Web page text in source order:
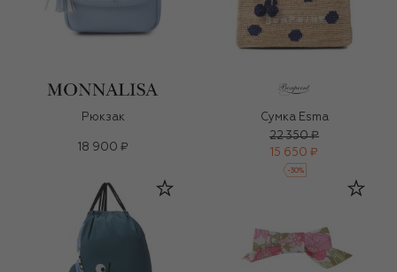
Рюкзак
18 900 ₽
Сумка Esma
22 350 ₽
15 650 ₽
-30%